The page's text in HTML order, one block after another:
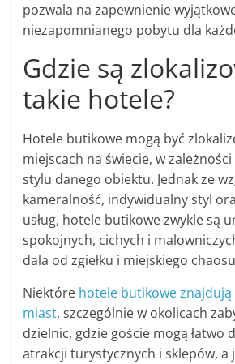
pozwala na zapewnienie
niezapomnianego pobytu dla
Gdzie są
takie hotele?
Hotele butikowe mogą być
miejscach na świecie, w
stylu danego obiektu. Jednak ze
kameralność, indywidualny styl
usług, hotele butikowe zwykle są
spokojnych, cichych i
dala od zgiełku i miejskiego
Niektóre hotele butikowe
miast, szczególnie w okolicach
dzielnic, gdzie goście mogą łatwo
atrakcji turystycznych i sklepów, a